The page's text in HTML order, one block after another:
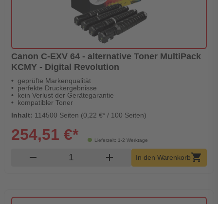
Canon C-EXV 64 - alternative Toner MultiPack
KCMY - Digital Revolution
geprüfte Markenqualität
perfekte Druckergebnisse
kein Verlust der Gerätegarantie
kompatibler Toner
Inhalt: 114500 Seiten (0,22 €* / 100 Seiten)
Lieferzeit: 1-2 Werktage
254,51 €*
remove Produkt Warenkorb Menge
add In den Warenkorb shopping_cart